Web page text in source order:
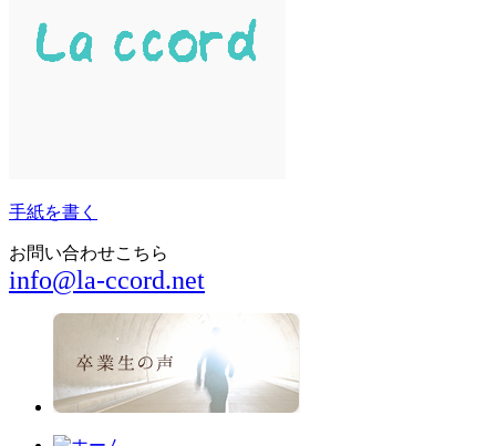
手紙を書く
お問い合わせこちら
info@la-ccord.net